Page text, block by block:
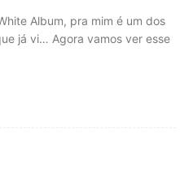
Album, pra mim é um dos
já vi… Agora vamos ver esse